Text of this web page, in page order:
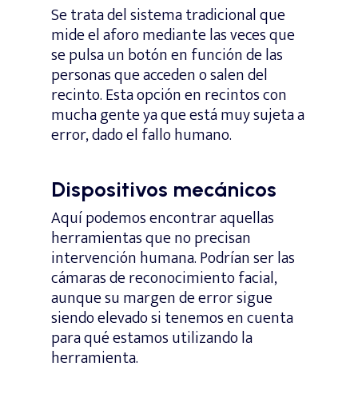
Se trata del sistema tradicional que
mide el aforo mediante las veces que
se pulsa un botón en función de las
personas que acceden o salen del
recinto. Esta opción en recintos con
mucha gente ya que está muy sujeta a
error, dado el fallo humano.
Dispositivos mecánicos
Aquí podemos encontrar aquellas
herramientas que no precisan
intervención humana. Podrían ser las
cámaras de reconocimiento facial,
aunque su margen de error sigue
siendo elevado si tenemos en cuenta
para qué estamos utilizando la
herramienta.